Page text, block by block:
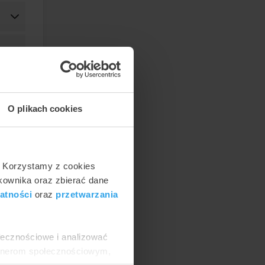
O plikach cookies
z cookies
oraz zbierać dane
oraz przetwarzania
i analizować
społecznościowym,
Gdy